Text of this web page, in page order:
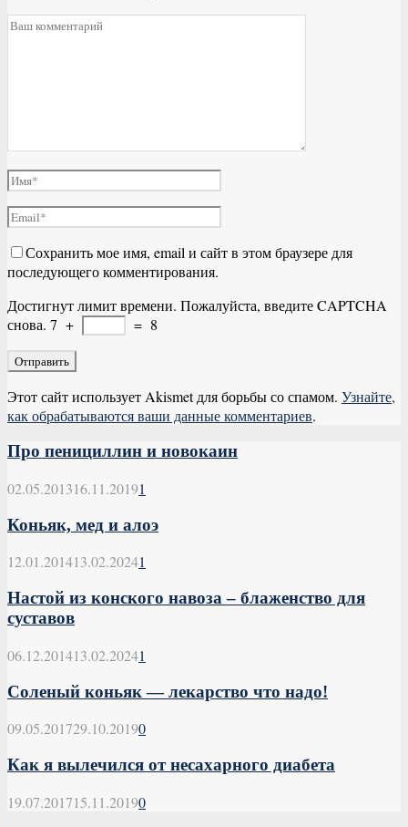
Сохранить мое имя, email и сайт в этом браузере для
последующего комментирования.
Достигнут лимит времени. Пожалуйста, введите CAPTCHA
снова. 7 + = 8
Этот сайт использует Akismet для борьбы со спамом. Узнайте,
как обрабатываются ваши данные комментариев.
Про пенициллин и новокаин
02.05.201316.11.20191
Коньяк, мед и алоэ
12.01.201413.02.20241
Настой из конского навоза – блаженство для
суставов
06.12.201413.02.20241
Соленый коньяк — лекарство что надо!
09.05.201729.10.20190
Как я вылечился от несахарного диабета
19.07.201715.11.20190